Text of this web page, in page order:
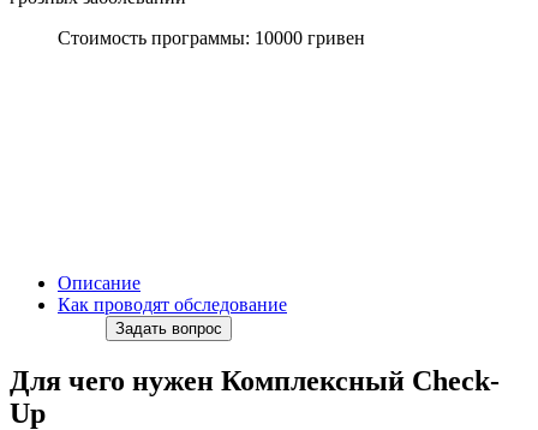
Стоимость программы: 10000 гривен
Описание
Как проводят обследование
Задать вопрос
Для чего нужен Комплексный Check-
Up